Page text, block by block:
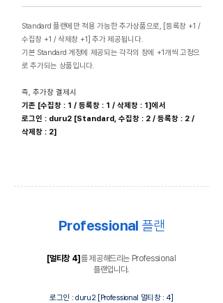
Standard 플랜에만 적용 가능한 추가상품으로, [등록창 +1 /
수집창 +1 / 삭제창 +1] 추가 제공됩니다.
기본 Standard 계정에 제공되는 각각의 창에 +1개씩 고정으
로 추가되는 상품입니다.
즉, 추가창 결제시
기존 [수집창 : 1 / 등록창 : 1 / 삭제창 : 1]에서
로그인 : duru2 [Standard, 수집창 : 2 / 등록창 : 2 /
삭제창 : 2]
Professional 플랜
[멀티창 4]를 제공해드리는 Professional
플랜입니다.
로그인 : duru2 [Professional 멀티창 : 4]